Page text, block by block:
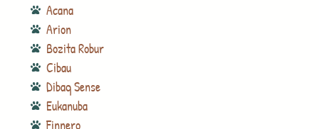
Acana
Arion
Bozita Robur
Cibau
Dibaq Sense
Eukanuba
Finnero